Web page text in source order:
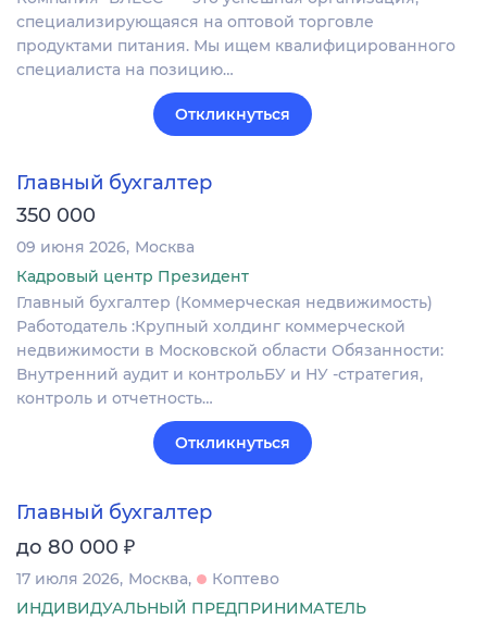
специализирующаяся на оптовой торговле
продуктами питания. Мы ищем квалифицированного
специалиста на позицию…
Откликнуться
Главный бухгалтер
350 000
09 июня 2026 Москва
Кадровый центр Президент
Главный бухгалтер (Коммерческая недвижимость)
Работодатель :Крупный холдинг коммерческой
недвижимости в Московской области Обязанности:
Внутренний аудит и контрольБУ и НУ -стратегия,
контроль и отчетность…
Откликнуться
Главный бухгалтер
до 80 000 ₽
17 июля 2026 Москва
Коптево
ИНДИВИДУАЛЬНЫЙ ПРЕДПРИНИМАТЕЛЬ